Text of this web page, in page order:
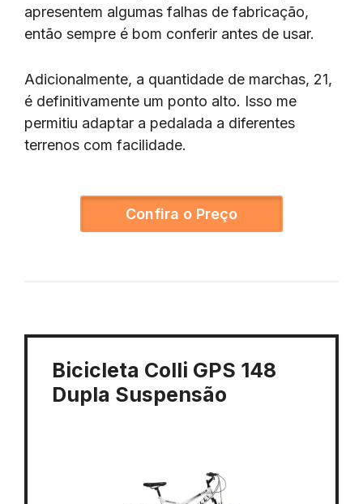
apresentem algumas falhas de fabricação,
então sempre é bom conferir antes de usar.
Adicionalmente, a quantidade de marchas, 21,
é definitivamente um ponto alto. Isso me
permitiu adaptar a pedalada a diferentes
terrenos com facilidade.
Confira o Preço
Bicicleta Colli GPS 148
Dupla Suspensão